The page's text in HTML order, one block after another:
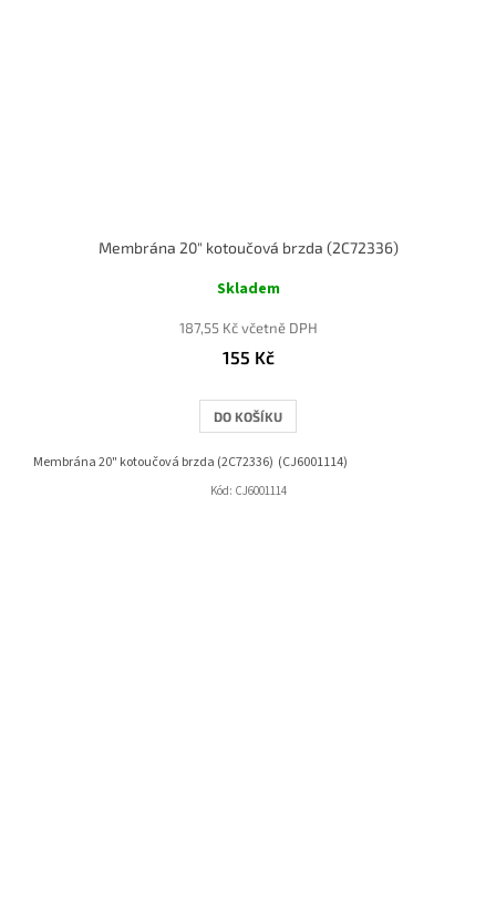
Membrána 20" kotoučová brzda (2C72336)
Skladem
187,55 Kč včetně DPH
155 Kč
DO KOŠÍKU
Membrána 20" kotoučová brzda (2C72336) (CJ6001114)
Kód: CJ6001114